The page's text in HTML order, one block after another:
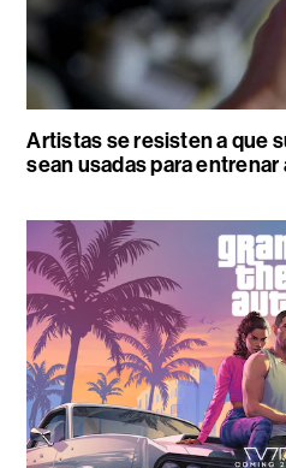
Artistas se resisten a que
sean usadas para entrenar